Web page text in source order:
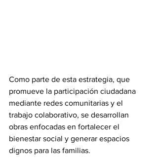
Como parte de esta estrategia, que
promueve la participación ciudadana
mediante redes comunitarias y el
trabajo colaborativo, se desarrollan
obras enfocadas en fortalecer el
bienestar social y generar espacios
dignos para las familias.